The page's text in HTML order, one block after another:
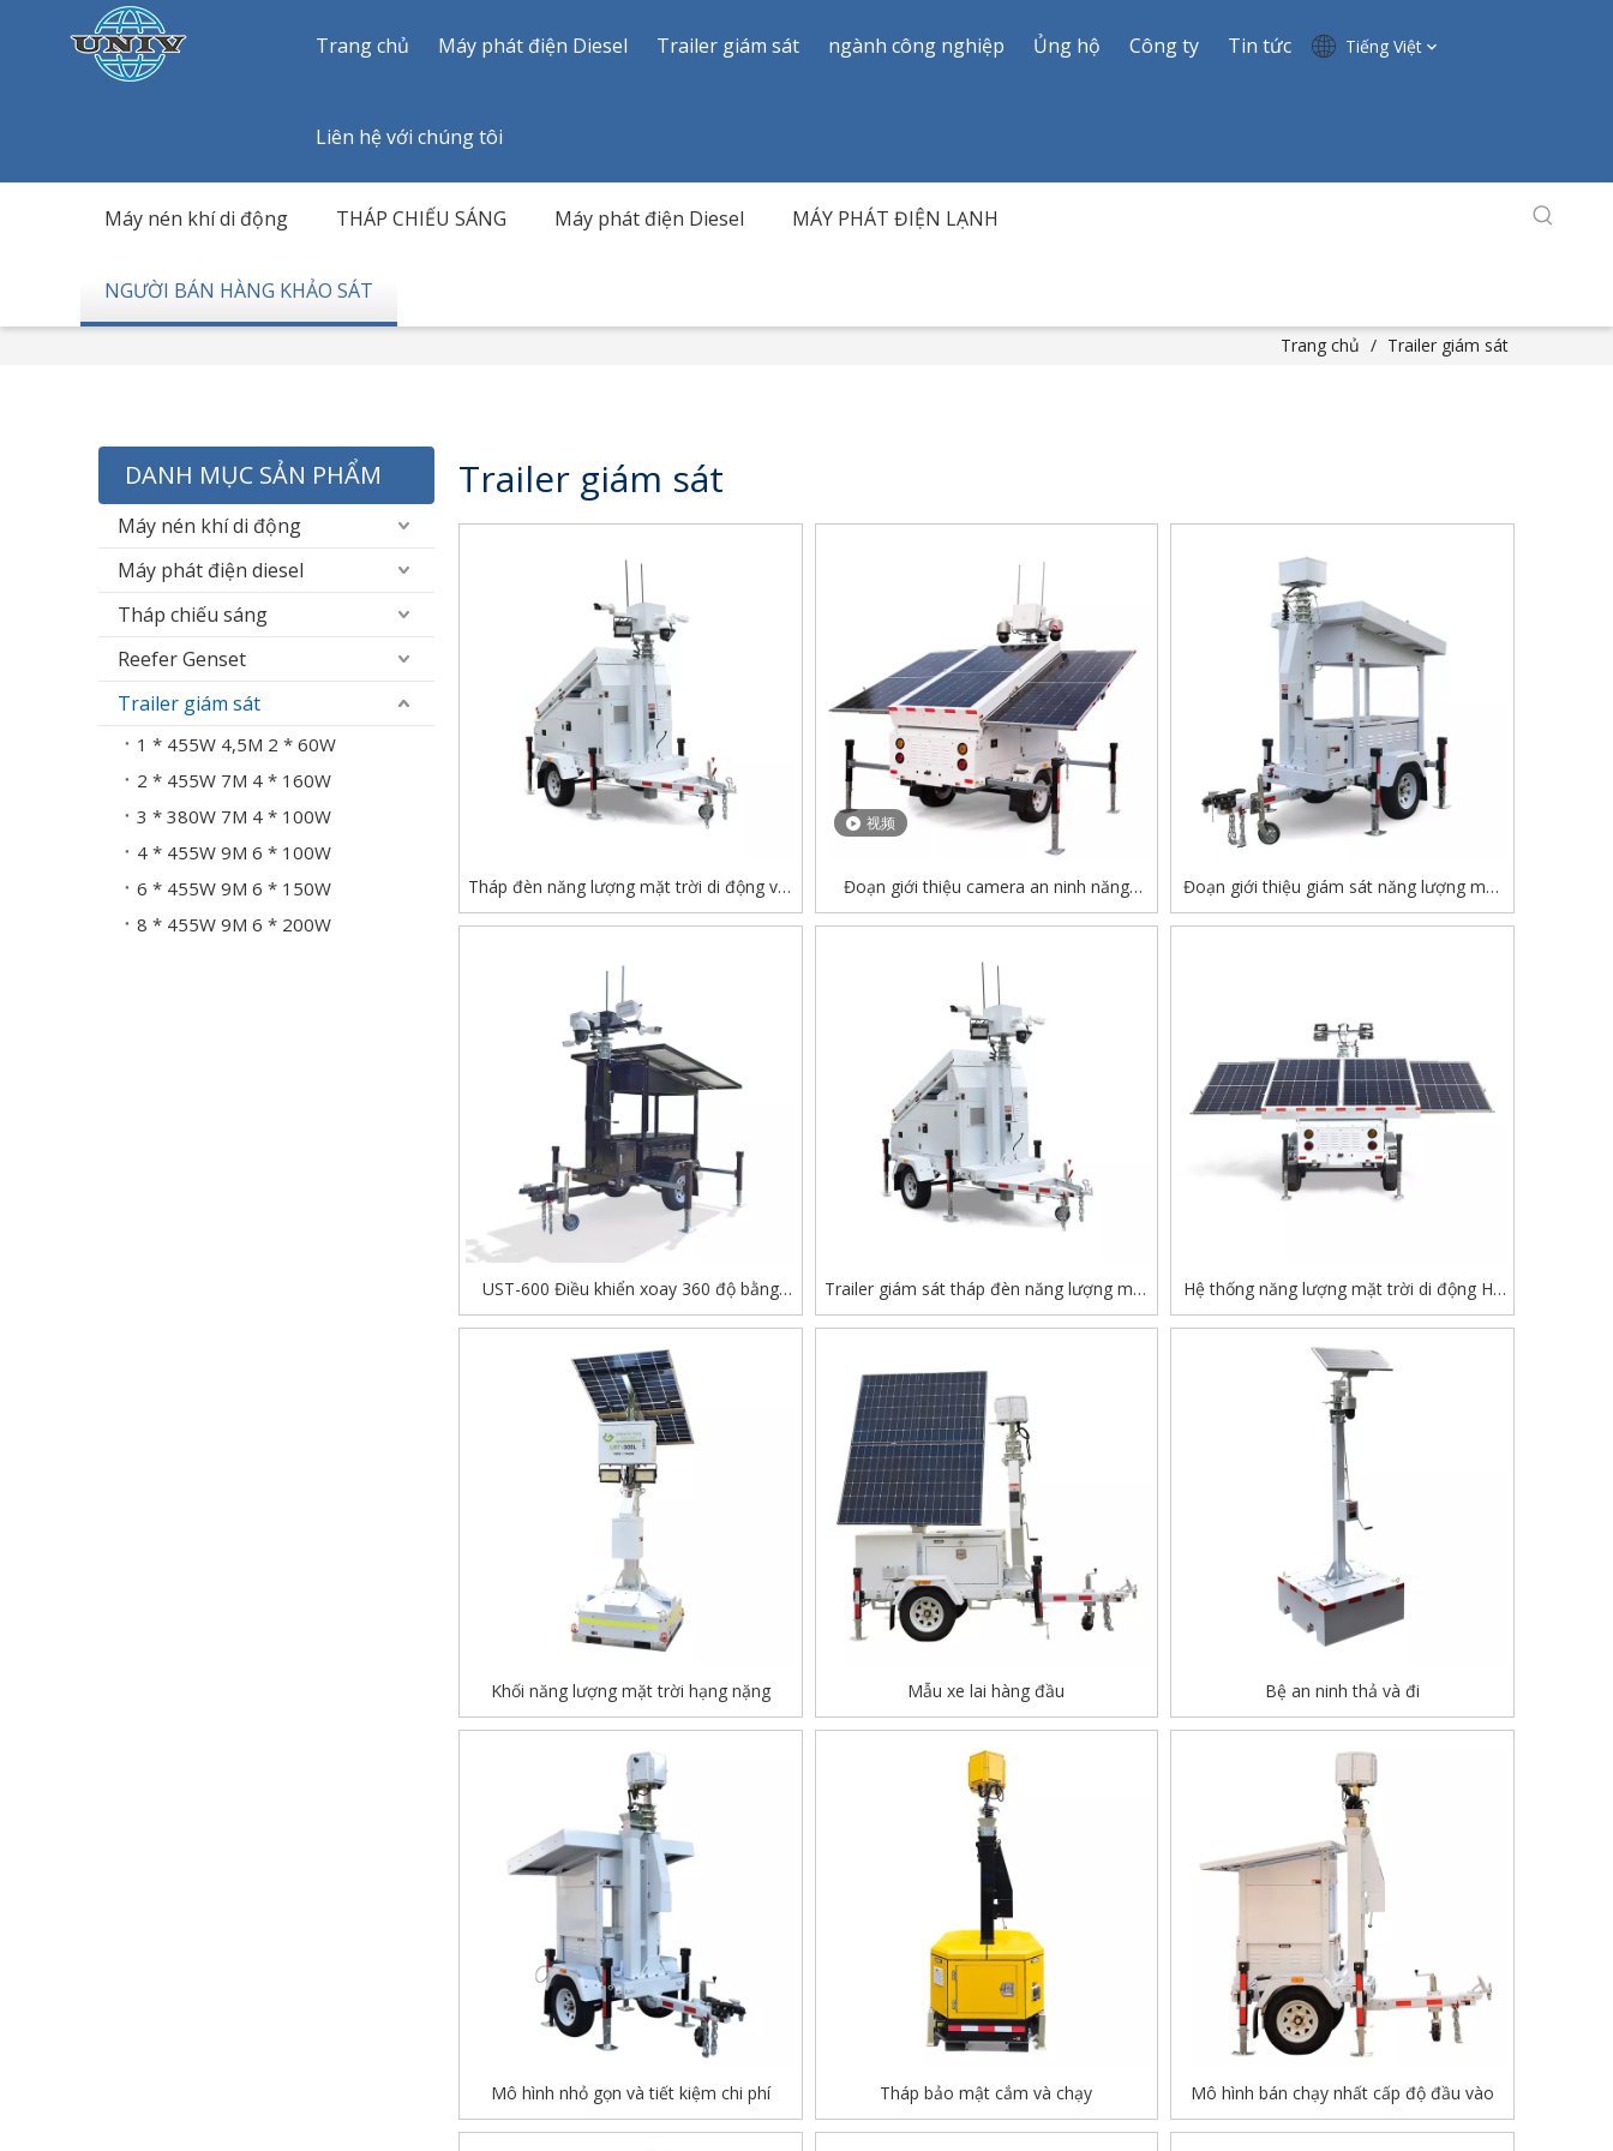
Trang chủ Máy phát điện Diesel Trailer giám sát ngành công nghiệp Ủng hộ Công ty Tin tức
Liên hệ với chúng tôi
Tiếng Việt
Máy nén khí di động THÁP CHIẾU SÁNG Máy phát điện Diesel MÁY PHÁT ĐIỆN LẠNH
NGƯỜI BÁN HÀNG KHẢO SÁT
Trang chủ / Trailer giám sát
DANH MỤC SẢN PHẨM
Máy nén khí di động
Máy phát điện diesel
Tháp chiếu sáng
Reefer Genset
Trailer giám sát
1 * 455W 4,5M 2 * 60W
2 * 455W 7M 4 * 160W
3 * 380W 7M 4 * 100W
4 * 455W 9M 6 * 100W
6 * 455W 9M 6 * 150W
8 * 455W 9M 6 * 200W
Trailer giám sát
Tháp đèn năng lượng mặt trời di động với
máy phát điện Diesel – Trailer giám sát
dựng & an ninh
视频
Đoạn giới thiệu camera an ninh năng
lượng mặt trời di động Đoạn giới thiệu
camera PTZ
Đoạn giới thiệu giám sát năng lượng mặt
trời ngoài trời di động với camera quan
UST-600 Điều khiển xoay 360 độ bằng
điện của đèn LED cho Tháp đèn xe moóc
giám sát năng lượng mặt trời
Trailer giám sát tháp đèn năng lượng mặt
trời di động với máy phát điện động cơ
Hệ thống năng lượng mặt trời di động Hỗ
trợ năng lượng mặt trời Trailer giám sát
Sử dụng ngoài trời
Khối năng lượng mặt trời hạng nặng Mẫu xe lai hàng đầu Bệ an ninh thả và đi
Mô hình nhỏ gọn và tiết kiệm chi phí Tháp bảo mật cắm và chạy Mô hình bán chạy nhất cấp độ đầu vào